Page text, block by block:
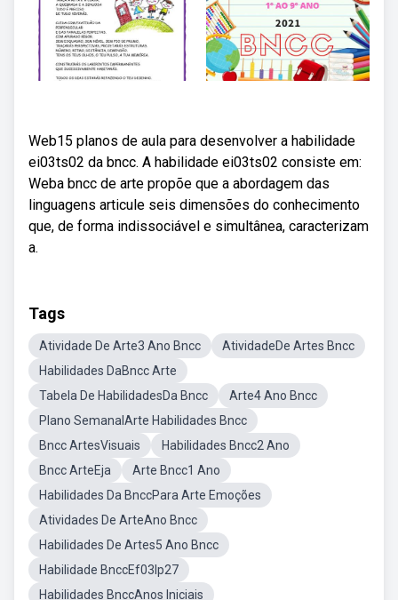
Web15 planos de aula para desenvolver a habilidade
ei03ts02 da bncc. A habilidade ei03ts02 consiste em:
Weba bncc de arte propõe que a abordagem das
linguagens articule seis dimensões do conhecimento
que, de forma indissociável e simultânea, caracterizam
a.
Tags
Atividade De Arte3 Ano Bncc
AtividadeDe Artes Bncc
Habilidades DaBncc Arte
Tabela De HabilidadesDa Bncc
Arte4 Ano Bncc
Plano SemanalArte Habilidades Bncc
Bncc ArtesVisuais
Habilidades Bncc2 Ano
Bncc ArteEja
Arte Bncc1 Ano
Habilidades Da BnccPara Arte Emoções
Atividades De ArteAno Bncc
Habilidades De Artes5 Ano Bncc
Habilidade BnccEf03lp27
Habilidades BnccAnos Iniciais